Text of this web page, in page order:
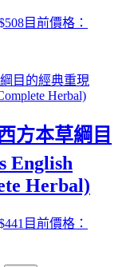
508目前價格：
方本草綱目
English
Herbal)
441 目前價格：